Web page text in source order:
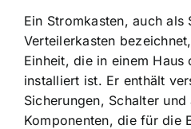
Ein Stromkasten, auch als
Verteilerkasten
Einheit, die in einem
installiert ist. Er enthält
Sicherungen, Schalter
Komponenten, die für die